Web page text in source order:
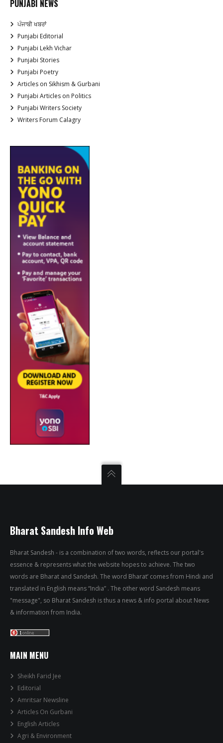
PUNJABI NEWS
ਪੰਜਾਬੀ ਖਬਰਾਂ
Punjabi Editorial
Punjabi Lekh Vichar
Punjabi Stories
Punjabi Poetry
Articles on Sikhism & Gurbani
Punjabi Articles on Politics
Punjabi Writers Society
Writers Forum Calagry
Bharat Sandesh Info Web
Bharat Sandesh - is a combination of two words, reflects our portal's
essence & represents what the website hopes to achieve. The two
words are Bharat and Sandesh. The word Bharat’ comes from Hindi and
translated in English means “India” . The other word Sandesh means
"message", so Bharat Sandesh is thus a news & info portal about News
& information from India.
MAIN MENU
Sheikh Farid Jee
Editorial
Amritsar Newsline
Articles On Gurbani
English Articles
Agri & Environment